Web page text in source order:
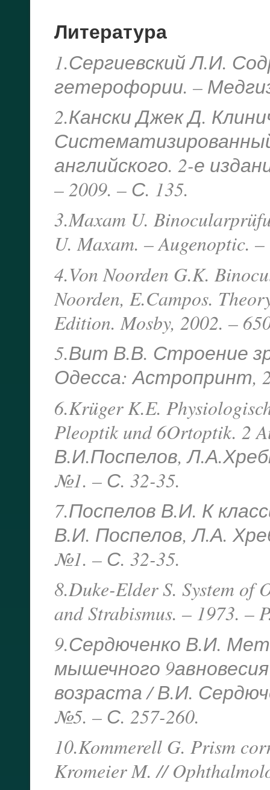
Литература
1.Сергиевский Л.И.
гетерофории. –
2.Кански Джек Д.
английского. 2-е
– 2009. – С. 135.
3.Maxam U.
U. Maxam. – Augenoptic.
4.Von Noorden G.K.
Noorden, E.Campos.
Edition. Mosby, 2002. –
5.Вит В.В. Строение
Одесса: Астропринт,
6.Krüger K.E.
Pleoptik und 6Ortoptik. 2
В.И.Поспелов,
№1. – С. 32-35.
7.Поспелов В.И. К
В.И. Поспелов, Л.А.
№1. – С. 32-35.
8.Duke-Elder S. System
and Strabismus. – 1973. –
9.Сердюченко В.И.
мышечного
возраста / В.И.
№5. – С. 257-260.
10.Kommerell G. Prism
Kromeier M. //